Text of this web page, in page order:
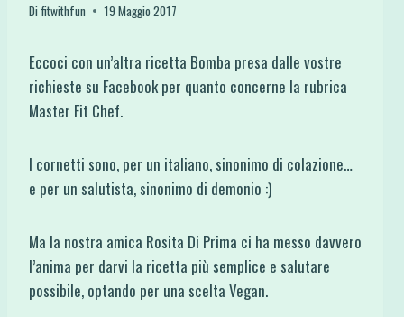
Difitwithfun 19 Maggio 2017
Eccoci con un’altra ricetta Bomba presa dalle vostre
richieste su Facebook per quanto concerne la rubrica
Master Fit Chef.
I cornetti sono, per un italiano, sinonimo di colazione…
e per un salutista, sinonimo di demonio :)
Ma la nostra amica Rosita Di Prima ci ha messo davvero
l’anima per darvi la ricetta più semplice e salutare
possibile, optando per una scelta Vegan.